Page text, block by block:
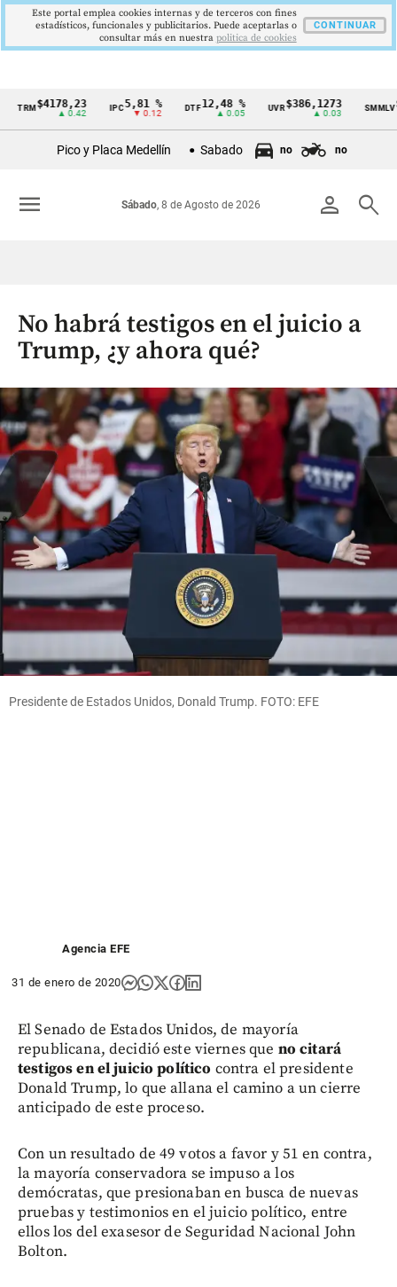
Cintillo
Colombia
TRM$4178,23
▲ 0.42
5,81 %
▼ 0.12
DTF12,48 %
▲ 0.05
UVR$386,1273
▲ 0.03
SMMLV
Pico y Placa Medellín Sabado no no
person search
Sábado, 8 de Agosto de 2026
menu
No habrá testigos en el juicio a
Trump, ¿y ahora qué?
Presidente de Estados Unidos, Donald Trump. FOTO: EFE
Agencia EFE
31 de enero de 2020
El Senado de Estados Unidos, de mayoría
republicana, decidió este viernes que no citará
testigos en el juicio político contra el presidente
Donald Trump, lo que allana el camino a un cierre
anticipado de este proceso.
Con un resultado de 49 votos a favor y 51 en contra,
la mayoría conservadora se impuso a los
demócratas, que presionaban en busca de nuevas
pruebas y testimonios en el juicio político, entre
ellos los del exasesor de Seguridad Nacional John
Bolton.
Este portal emplea cookies internas y de terceros con fines
estadísticos, funcionales y publicitarios. Puede aceptarlas o
consultar más en nuestra politica de cookies
CONTINUAR